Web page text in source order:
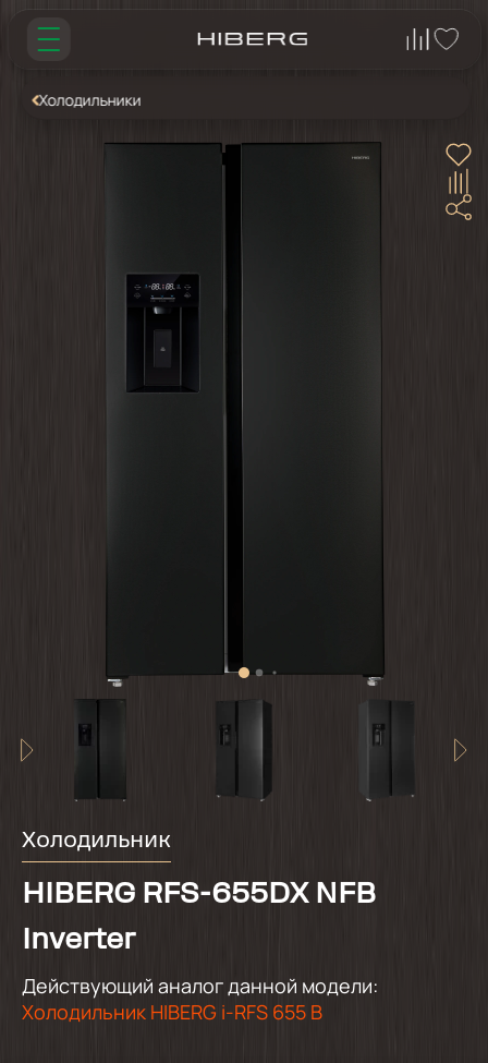
Холодильники
Холодильник
HIBERG RFS-655DX NFB
Inverter
Действующий аналог данной модели:
Холодильник HIBERG i-RFS 655 B